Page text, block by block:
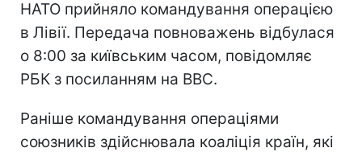
НАТО прийняло командування операцією
в Лівії. Передача повноважень відбулася
о 8:00 за київським часом, повідомляє
РБК з посиланням на BBC.
Раніше командування операціями
союзників здійснювала коаліція країн, які